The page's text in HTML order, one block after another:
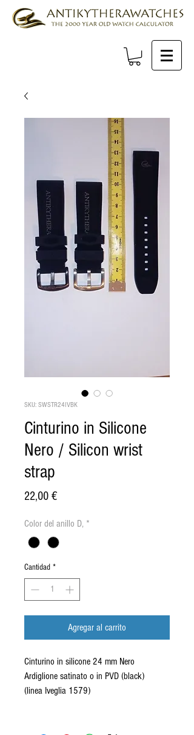
SKU: SWSTR24IVBK
Cinturino in Silicone
Nero / Silicon wrist
strap
22,00 €Precio
Color del anillo D, *
Cantidad *
Agregar al carrito
Cinturino in silicone 24 mm Nero
Ardiglione satinato o in PVD (black)
(linea Iveglia 1579)